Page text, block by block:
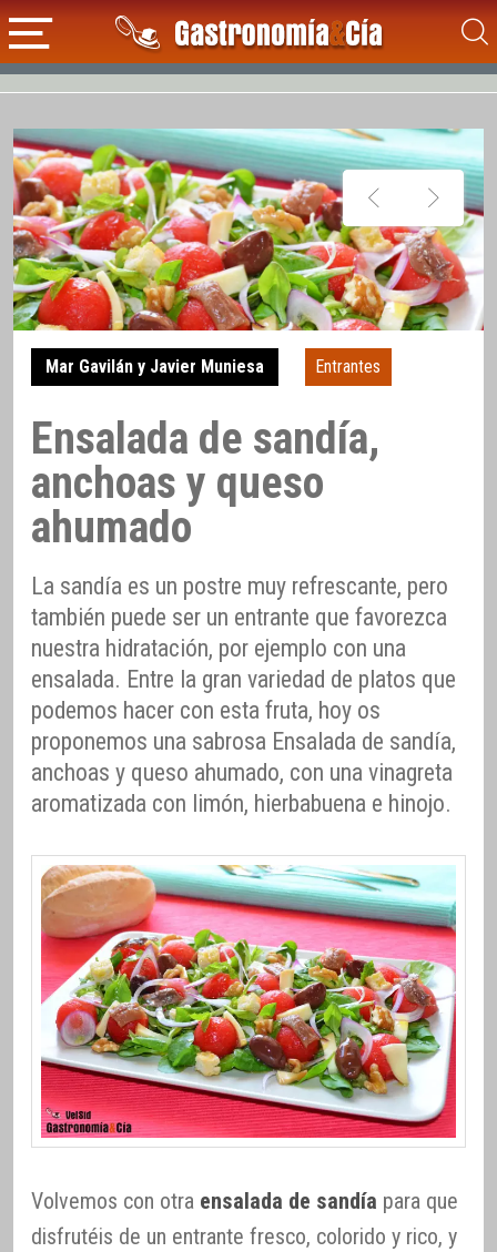
Mar Gavilán y Javier Muniesa Entrantes
Ensalada de sandía,
anchoas y queso
ahumado
La sandía es un postre muy refrescante, pero
también puede ser un entrante que favorezca
nuestra hidratación, por ejemplo con una
ensalada. Entre la gran variedad de platos que
podemos hacer con esta fruta, hoy os
proponemos una sabrosa Ensalada de sandía,
anchoas y queso ahumado, con una vinagreta
aromatizada con limón, hierbabuena e hinojo.
Volvemos con otra ensalada de sandía para que
disfrutéis de un entrante fresco, colorido y rico, y